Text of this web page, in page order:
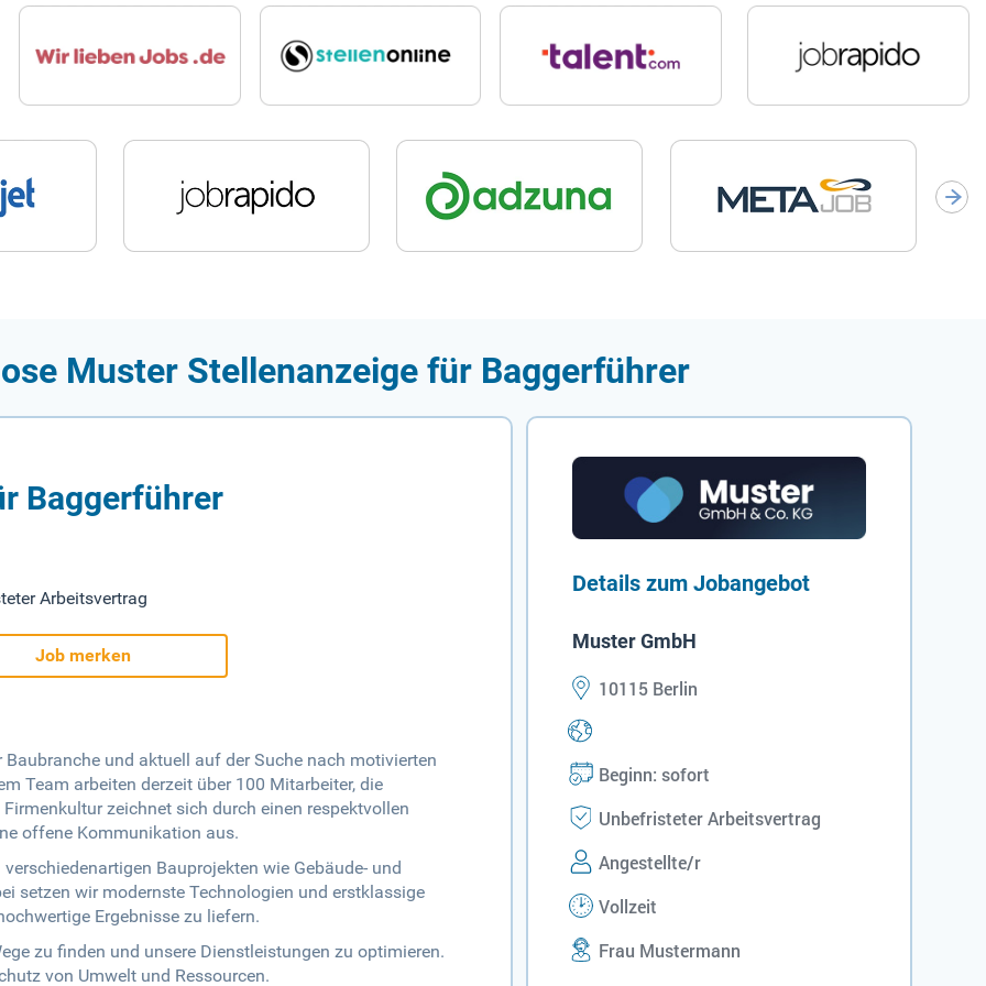
Muster Stellenanzeige für Baggerführer
Baggerführer
Arbeitsvertrag
Job merken
und aktuell auf der Suche nach motivierten
Team arbeiten derzeit über 100 Mitarbeiter, die
zeichnet sich durch einen respektvollen
offene Kommunikation aus.
Bauprojekten wie Gebäude- und
setzen wir modernste Technologien und erstklassige
Ergebnisse zu liefern.
zu finden und unsere Dienstleistungen zu optimieren.
von Umwelt und Ressourcen.
Details zum Jobangebot
Muster GmbH
10115 Berlin
Beginn: sofort
Unbefristeter Arbeitsvertrag
Angestellte/r
Vollzeit
Frau Mustermann